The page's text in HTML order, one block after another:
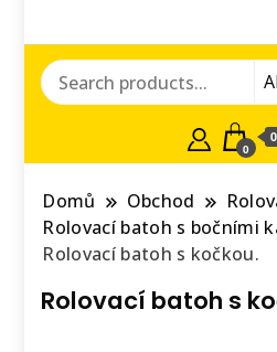
0
Domů Obchod
Rolovací batoh s bočními
Rolovací batoh s kočkou.
Rolovací batoh s